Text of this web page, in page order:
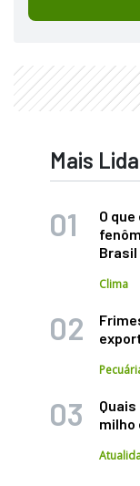
Mais
O
Brasil
Clima
milho